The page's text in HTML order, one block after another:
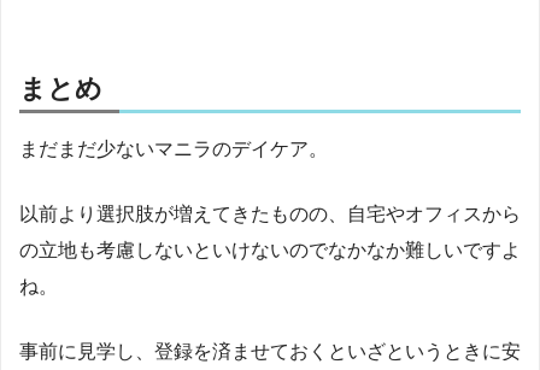
まとめ
まだまだ少ないマニラのデイケア。
以前より選択肢が増えてきたものの、自宅やオフィスから
の立地も考慮しないといけないのでなかなか難しいですよ
ね。
事前に見学し、登録を済ませておくといざというときに安